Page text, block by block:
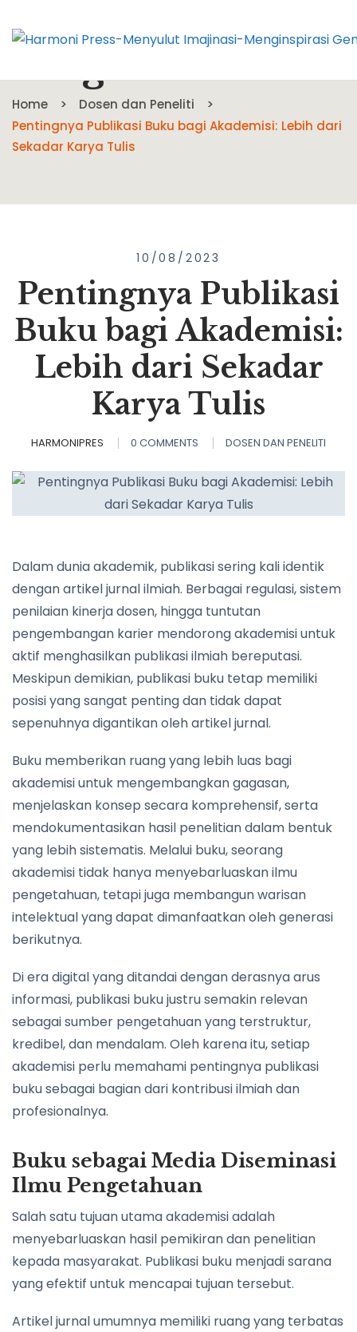
Blog
Home
Dosen dan Peneliti
Pentingnya Publikasi Buku bagi Akademisi: Lebih dari
Sekadar Karya Tulis
10/08/2023
Pentingnya Publikasi
Buku bagi Akademisi:
Lebih dari Sekadar
Karya Tulis
HARMONIPRES 0 COMMENTS DOSEN DAN PENELITI
Dalam dunia akademik, publikasi sering kali identik
dengan artikel jurnal ilmiah. Berbagai regulasi, sistem
penilaian kinerja dosen, hingga tuntutan
pengembangan karier mendorong akademisi untuk
aktif menghasilkan publikasi ilmiah bereputasi.
Meskipun demikian, publikasi buku tetap memiliki
posisi yang sangat penting dan tidak dapat
sepenuhnya digantikan oleh artikel jurnal.
Buku memberikan ruang yang lebih luas bagi
akademisi untuk mengembangkan gagasan,
menjelaskan konsep secara komprehensif, serta
mendokumentasikan hasil penelitian dalam bentuk
yang lebih sistematis. Melalui buku, seorang
akademisi tidak hanya menyebarluaskan ilmu
pengetahuan, tetapi juga membangun warisan
intelektual yang dapat dimanfaatkan oleh generasi
berikutnya.
Di era digital yang ditandai dengan derasnya arus
informasi, publikasi buku justru semakin relevan
sebagai sumber pengetahuan yang terstruktur,
kredibel, dan mendalam. Oleh karena itu, setiap
akademisi perlu memahami pentingnya publikasi
buku sebagai bagian dari kontribusi ilmiah dan
profesionalnya.
Buku sebagai Media Diseminasi
Ilmu Pengetahuan
Salah satu tujuan utama akademisi adalah
menyebarluaskan hasil pemikiran dan penelitian
kepada masyarakat. Publikasi buku menjadi sarana
yang efektif untuk mencapai tujuan tersebut.
Artikel jurnal umumnya memiliki ruang yang terbatas